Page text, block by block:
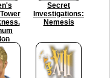
Secret
Investigations:
Nemesis